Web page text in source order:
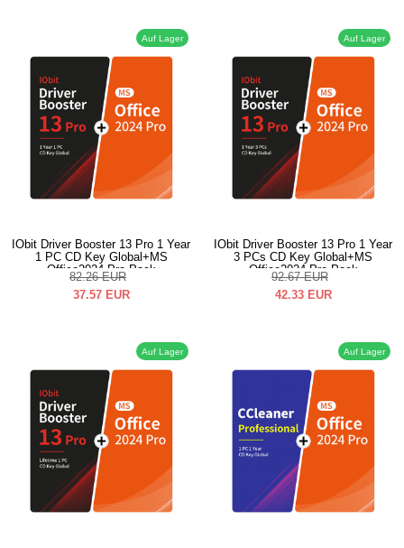
Auf Lager
IObit Driver Booster 13 Pro 1 Year
1 PC CD Key Global+MS
Office2024 Pro Pack
82.26 EUR
37.57 EUR
Auf Lager
IObit Driver Booster 13 Pro 1 Year
3 PCs CD Key Global+MS
Office2024 Pro Pack
92.67 EUR
42.33 EUR
Auf Lager Auf Lager